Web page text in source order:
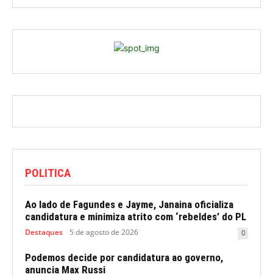
POLITICA
Ao lado de Fagundes e Jayme, Janaina oficializa
candidatura e minimiza atrito com ‘rebeldes’ do PL
Destaques 5 de agosto de 2026 0
Podemos decide por candidatura ao governo,
anuncia Max Russi